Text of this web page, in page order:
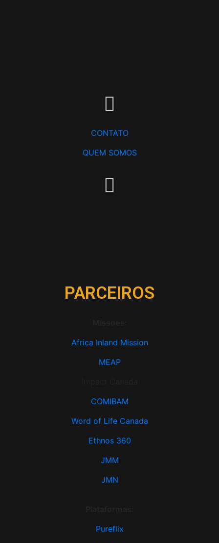
CONTATO
QUEM SOMOS
PARCEIROS
Africa Inland Mission
MEAP
COMIBAM
Word of Life Canada
Ethnos 360
JMM
JMN
Pureflix